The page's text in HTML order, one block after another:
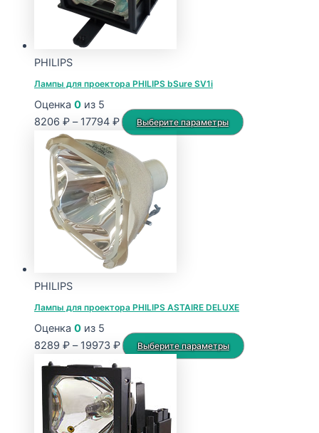
PHILIPS
Лампы для проектора PHILIPS bSure SV1i
Оценка 0 из 5
8206 ₽ – 17794 ₽Диапазон
цен:
8206 ₽
–
17794 ₽
Выберите параметры
Этот
PHILIPS
Лампы для проектора PHILIPS ASTAIRE DELUXE
Оценка 0 из 5
8289 ₽ – 19973 ₽Диапазон
8289 ₽
19973 ₽
Выберите параметры
Этот